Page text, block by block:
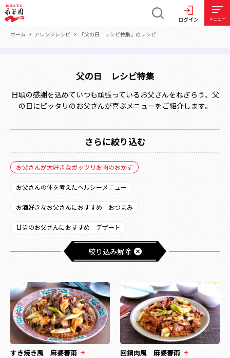
ログイン メニュー
ホーム アレンジレシピ 「父の日 レシピ特集」のレシピ
父の日 レシピ特集
日頃の感謝を込めていつも頑張っているお父さんをねぎらう、父
の日にピッタリのお父さんが喜ぶメニューをご紹介します。
さらに絞り込む
お父さんが大好きなガッツリお肉のおかず
お父さんの体を考えたヘルシーメニュー
お酒好きなお父さんにおすすめ おつまみ
甘党のお父さんにおすすめ デザート
絞り込み解除
すき焼き風 麻婆春雨 回鍋肉風 麻婆春雨